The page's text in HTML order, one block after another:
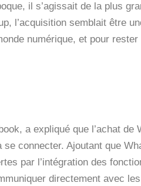
il s’agissait de la plus
l’acquisition semblait être
numérique, et pour
a expliqué que l’achat de
connecter. Ajoutant que
par l’intégration des
directement avec